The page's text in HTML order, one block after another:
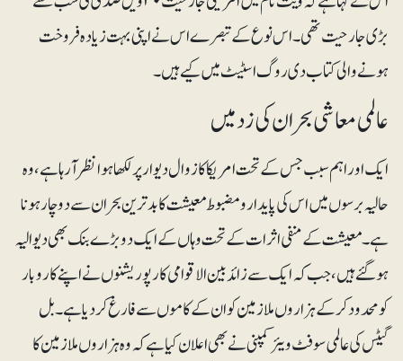
بڑی جارحیت تھی۔ اس نوع کے تبصرے اس نے اپنی بہت زیادہ فروخت
ہونے والی کتاب دی روگ اسٹیٹ میں کیے ہیں۔
عالمی معاشی بحران کی زد میں
ایک اور اہم سبب جس کے تحت امریکا کا زوال دیوار پر لکھا ہوا نظر آرہا ہے،وہ
حالیہ برسوں میں اس کی پایدار و مضبوط معیشت کا بدترین بحران سے دوچار ہونا
ہے۔ معیشت کے منفی اثرات کے تحت وہاں کے ایک دو بڑے بنک بھی دیوالیہ
ہوگئے ہیں، جب کہ ایک سے زائد بین الاقوامی کارپوریشنوں نے اپنے کاروبار
کو محدود کرکے ہزاروں ملازمین کو ان کے کاموں سے فارغ کردیا ہے۔ بل
گیٹس کی عالمی سوفٹ ویئر کمپنی نے بھی اعلان کیا ہے کہ وہ ہزاروں ملازمین کا